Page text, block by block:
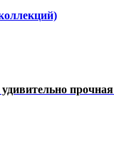
прочная